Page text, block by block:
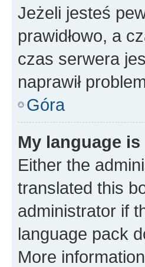
Jeżeli jesteś
prawidłowo, a
czas serwera
naprawił
Góra
My language
Either the
translated this
administrator if
language pack
More